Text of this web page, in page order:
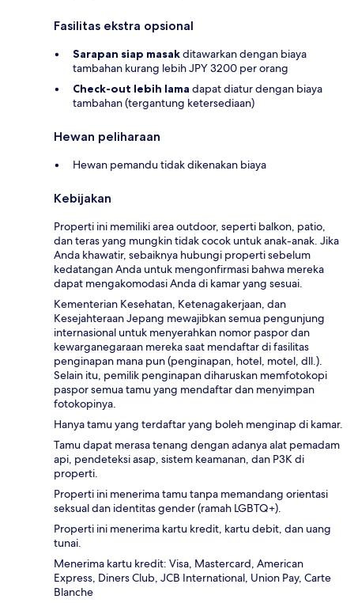
Fasilitas ekstra opsional
Sarapan siap masakditawarkan dengan biaya
tambahan kurang lebih JPY 3200 per orang
Check-out lebih lama dapat diatur dengan biaya
tambahan (tergantung ketersediaan)
Hewan peliharaan
Hewan pemandu tidak dikenakan biaya
Kebijakan
Properti ini memiliki area outdoor, seperti balkon, patio,
dan teras yang mungkin tidak cocok untuk anak-anak. Jika
Anda khawatir, sebaiknya hubungi properti sebelum
kedatangan Anda untuk mengonfirmasi bahwa mereka
dapat mengakomodasi Anda di kamar yang sesuai.
Kementerian Kesehatan, Ketenagakerjaan, dan
Kesejahteraan Jepang mewajibkan semua pengunjung
internasional untuk menyerahkan nomor paspor dan
kewarganegaraan mereka saat mendaftar di fasilitas
penginapan mana pun (penginapan, hotel, motel, dll.).
Selain itu, pemilik penginapan diharuskan memfotokopi
paspor semua tamu yang mendaftar dan menyimpan
fotokopinya.
Hanya tamu yang terdaftar yang boleh menginap di kamar.
Tamu dapat merasa tenang dengan adanya alat pemadam
api, pendeteksi asap, sistem keamanan, dan P3K di
properti.
Properti ini menerima tamu tanpa memandang orientasi
seksual dan identitas gender (ramah LGBTQ+).
Properti ini menerima kartu kredit, kartu debit, dan uang
tunai.
Menerima kartu kredit: Visa, Mastercard, American
Express, Diners Club, JCB International, Union Pay, Carte
Blanche